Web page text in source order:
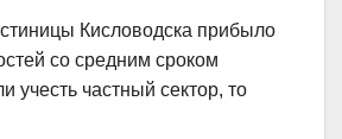
Кисловодска прибыло
со средним сроком
учесть частный сектор, то